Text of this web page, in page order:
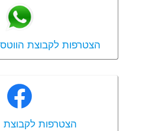
הצטרפות לקבוצת
הצטרפות לקבוצת